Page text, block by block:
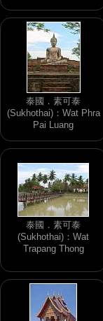
泰國．素可泰
(Sukhothai)：Wat Phra
Pai Luang
泰國．素可泰
(Sukhothai)：Wat
Trapang Thong